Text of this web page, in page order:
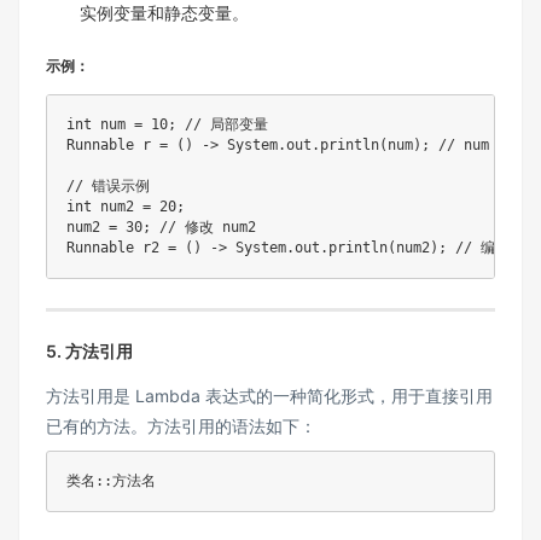
实例变量和静态变量。
示例：
int num = 10; // 局部变量
Runnable r = () -> System.out.println(num); // num 必
// 错误示例
int num2 = 20;
num2 = 30; // 修改 num2
Runnable r2 = () -> System.out.println(num2); // 编译错误
5. 方法引用
方法引用是 Lambda 表达式的一种简化形式，用于直接引用
已有的方法。方法引用的语法如下：
类名::方法名